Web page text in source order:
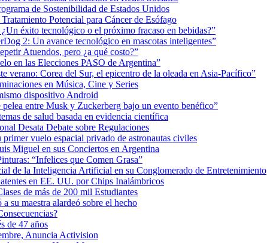
de Sostenibilidad de Estados Unidos
Potencial para Cáncer de Esófago
éxito tecnológico o el próximo fracaso en bebidas?”
2: Un avance tecnológico en mascotas inteligentes”
Atuendos, pero ¿a qué costo?”
en las Elecciones PASO de Argentina”
verano: Corea del Sur, el epicentro de la oleada en Asia-Pacífico”
en Música, Cine y Series
dispositivo Android
entre Musk y Zuckerberg bajo un evento benéfico”
de salud basada en evidencia científica
Desata Debate sobre Regulaciones
vuelo espacial privado de astronautas civiles
Miguel en sus Conciertos en Argentina
“Infelices que Comen Grasa”
de la Inteligencia Artificial en su Conglomerado de Entretenimiento
en EE. UU. por Chips Inalámbricos
de más de 200 mil Estudiantes
su maestra alardeó sobre el hecho
de 47 años
Anuncia Activision